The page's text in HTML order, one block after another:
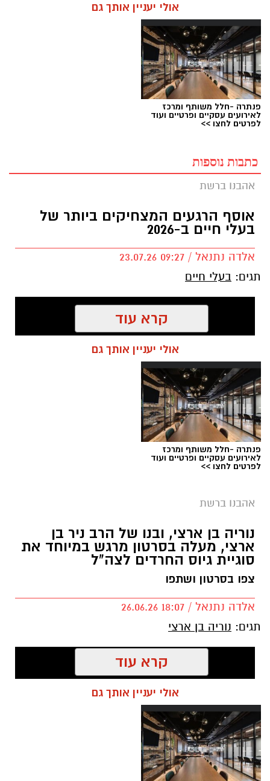
אולי יעניין אותך גם
פנתרה -חלל משותף ומרכז
לאירועים עסקיים ופרטיים ועוד
לפרטים לחצו >>
כתבות נוספות
אהבנו ברשת
אוסף הרגעים המצחיקים ביותר של
בעלי חיים ב-2026
אלדה נתנאל / 09:27 23.07.26
תגים: בעלי חיים
קרא עוד
אולי יעניין אותך גם
פנתרה -חלל משותף ומרכז
לאירועים עסקיים ופרטיים ועוד
לפרטים לחצו >>
אהבנו ברשת
נוריה בן ארצי, ובנו של הרב ניר בן
ארצי, מעלה בסרטון מרגש במיוחד את
סוגיית גיוס החרדים לצה"ל
צפו בסרטון ושתפו
אלדה נתנאל / 18:07 26.06.26
תגים: נוריה בן ארצי
קרא עוד
אולי יעניין אותך גם